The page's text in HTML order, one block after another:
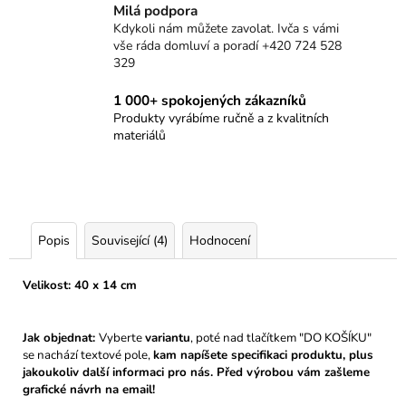
Milá podpora
Kdykoli nám můžete zavolat. Ivča s vámi
vše ráda domluví a poradí +420 724 528
329
1 000+ spokojených zákazníků
Produkty vyrábíme ručně a z kvalitních
materiálů
Popis Související (4) Hodnocení
Velikost: 40 x 14 cm
Jak objednat: Vybertevariantu, poté nad tlačítkem "DO KOŠÍKU"
se nachází textové pole,kam napíšete specifikaci produktu, plus
jakoukoliv další informaci pro nás. Před výrobou vám zašleme
grafické návrh na email!